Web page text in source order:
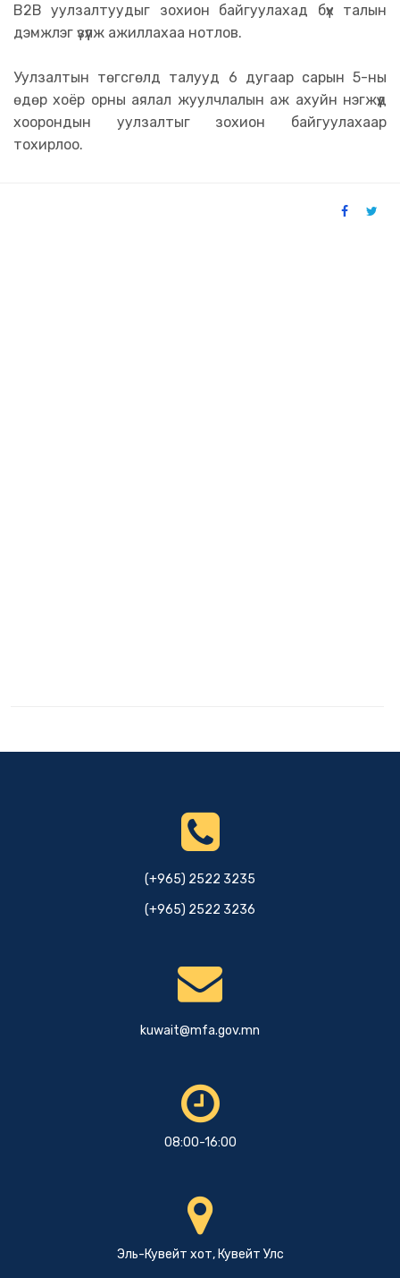
B2B уулзалтуудыг зохион байгуулахад бүх талын
дэмжлэг үзүүлж ажиллахаа нотлов.
Уулзалтын төгсгөлд талууд 6 дугаар сарын 5-ны
өдөр хоёр орны аялал жуулчлалын аж ахуйн нэгжүүд
хоорондын уулзалтыг зохион байгуулахаар
тохирлоо.
(+965) 2522 3235
(+965) 2522 3236
kuwait@mfa.gov.mn
08:00-16:00
Эль-Кувейт хот, Кувейт Улс